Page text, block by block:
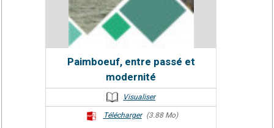
Paimboeuf, entre passé et
modernité
Visualiser
Télécharger (3.88 Mo)